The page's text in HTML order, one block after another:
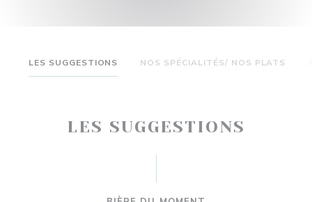
LES SUGGESTIONS NOS SPÉCIALITÉS/ NOS PLATS
LES SUGGESTIONS